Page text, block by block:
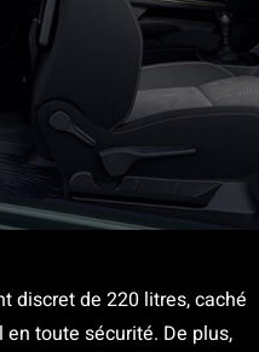
discret de 220 litres, caché
toute sécurité. De plus,